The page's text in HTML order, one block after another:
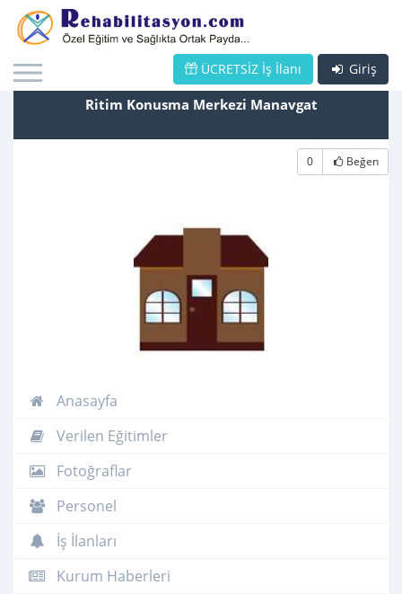
Giriş
ÜCRETSİZ İş İlanı
Ritim Konusma Merkezi Manavgat
0 Beğen
Anasayfa
Verilen Eğitimler
Fotoğraflar
Personel
İş İlanları
Kurum Haberleri